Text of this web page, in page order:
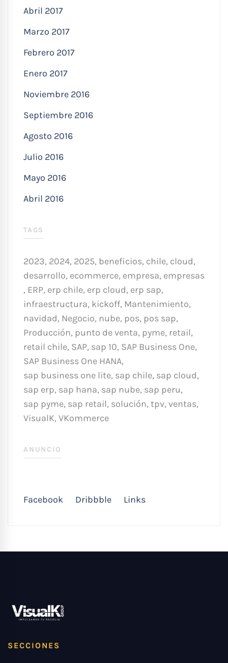
Abril 2017
Marzo 2017
Febrero 2017
Enero 2017
Noviembre 2016
Septiembre 2016
Agosto 2016
Julio 2016
Mayo 2016
Abril 2016
TAGS
2023, 2024, 2025, beneficios, chile, cloud,
desarrollo, ecommerce, empresa, empresas
, ERP, erp chile, erp cloud, erp sap,
infraestructura, kickoff, Mantenimiento,
navidad, Negocio, nube, pos, pos sap,
Producción, punto de venta, pyme, retail,
retail chile, SAP, sap 10, SAP Business One,
SAP Business One HANA,
sap business one lite, sap chile, sap cloud,
sap erp, sap hana, sap nube, sap peru,
sap pyme, sap retail, solución, tpv, ventas,
VisualK, VKommerce
ANUNCIO
Facebook Dribbble Links
SECCIONES